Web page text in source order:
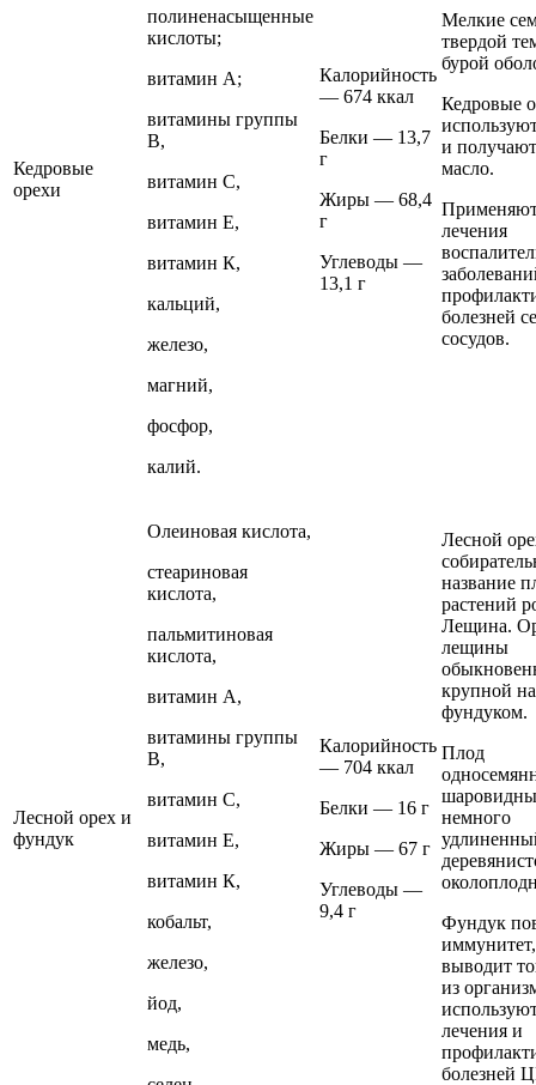
Кедровые
орехи
полиненасыщенные
кислоты;
витамин А;
витамины группы
В,
витамин С,
витамин Е,
витамин К,
кальций,
железо,
магний,
фосфор,
калий.
Калорийность
— 674 ккал
Белки — 13,7
г
Жиры — 68,4
г
Углеводы —
13,1 г
Мелкие
твердой
бурой
Кедровые
и
масло.
лечения
болезней
сосудов.
Лесной орех и
фундук
Олеиновая кислота,
стеариновая
кислота,
пальмитиновая
кислота,
витамин А,
витамины группы
В,
витамин С,
витамин Е,
витамин К,
кобальт,
железо,
йод,
медь,
Калорийность
— 704 ккал
Белки — 16 г
Жиры — 67 г
Углеводы —
9,4 г
Лесной
название
растений
Лещина.
лещины
крупной
фундуком.
Плод
немного
Фундук
иммунитет,
выводит
из
лечения и
болезней